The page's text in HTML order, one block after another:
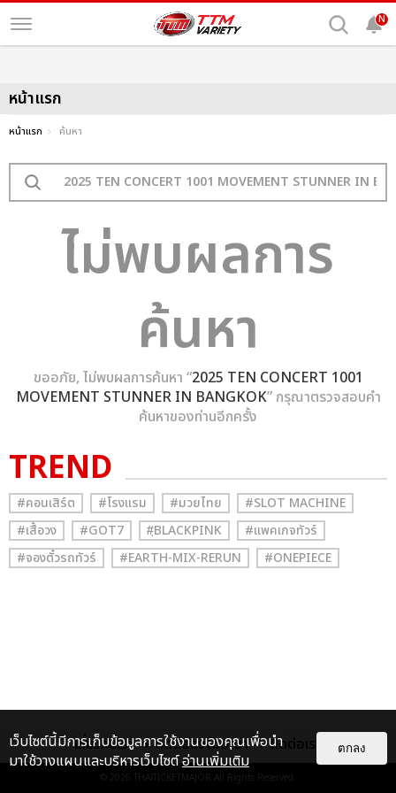
N
หน้าแรก
หน้าแรก ค้นหา
ไม่พบผลการ
ค้นหา
ขออภัย, ไม่พบผลการค้นหา “2025 TEN CONCERT 1001
MOVEMENT STUNNER IN BANGKOK” กรุณาตรวจสอบคำ
ค้นหาของท่านอีกครั้ง
TREND
#คอนเสิร์ต #โรงแรม #มวยไทย
#SLOT MACHINE
#เสื้อวง
#GOT7 #ฺBLACKPINK
#แพคเกจทัวร์
#จองตั๋วรถทัวร์
#EARTH-MIX-RERUN #ONEPIECE
เกี่ยวกับเรา ติดต่อลงโฆษณา ติดต่อเรา
© 2026 THAITICKETMAJOR All Rights Reserved.
เว็บไซต์นี้มีการเก็บข้อมูลการใช้งานของคุณเพื่อนำ
มาใช้วางแผนและบริหารเว็บไซต์อ่านเพิ่มเติม
ตกลง